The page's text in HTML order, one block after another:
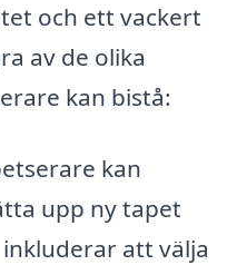
och ett vackert
av de olika
kan bistå:
kan
upp ny tapet
att välja